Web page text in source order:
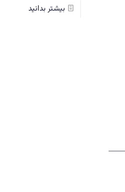
بیشتر بدانید